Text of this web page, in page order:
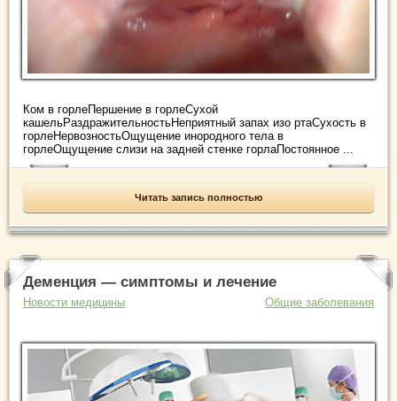
Ком в горлеПершение в горлеСухой
кашельРаздражительностьНеприятный запах изо ртаСухость в
горлеНервозностьОщущение инородного тела в
горлеОщущение слизи на задней стенке горлаПостоянное ...
Читать запись полностью
Деменция — симптомы и лечение
Новости медицины Общие заболевания